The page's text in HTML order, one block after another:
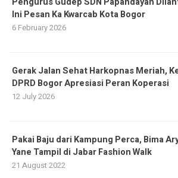
Ini Pesan Ka Kwarcab Kota Bogor
6 February 2026
Gerak Jalan Sehat Harkopnas Meriah,
DPRD Bogor Apresiasi Peran Koperasi
12 July 2026
Pakai Baju dari Kampung Perca, Bima
Yane Tampil di Jabar Fashion Walk
21 August 2022